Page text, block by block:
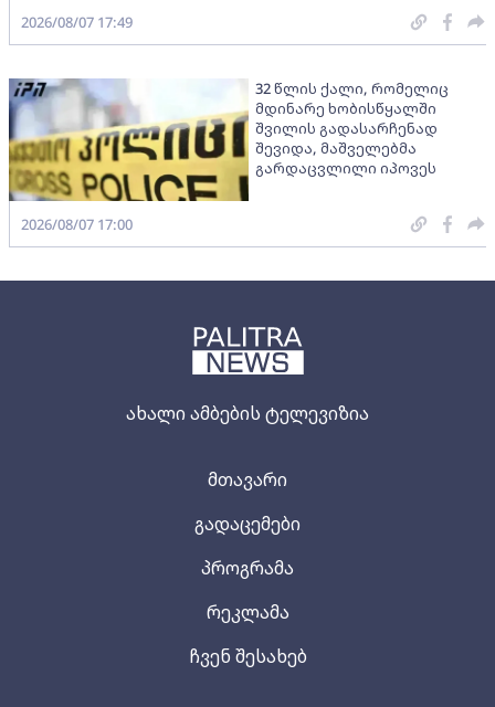
ახალი ამბების ტელევიზია
მთავარი
გადაცემები
პროგრამა
რეკლამა
ჩვენ შესახებ
2026/08/07 17:49
32 წლის ქალი, რომელიც
მდინარე ხობისწყალში
შვილის გადასარჩენად
შევიდა, მაშველებმა
გარდაცვლილი იპოვეს
2026/08/07 17:00